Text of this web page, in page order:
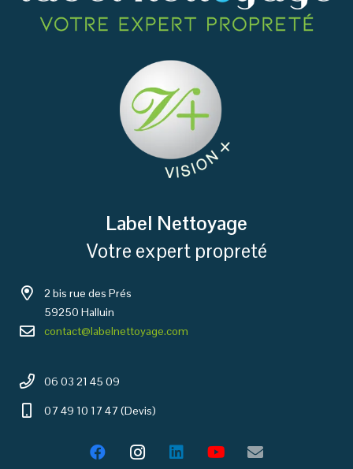
Label Nettoyage
Votre expert propreté
2 bis rue des Prés
59250 Halluin
contact@labelnettoyage.com
06 03 21 45 09
07 49 10 17 47 (Devis)